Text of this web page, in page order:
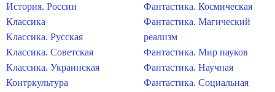
История. России
Классика
Классика. Русская
Классика. Советская
Классика. Украинская
Контркультура
Фантастика. Космическая
Фантастика. Магический
реализм
Фантастика. Мир пауков
Фантастика. Научная
Фантастика. Социальная